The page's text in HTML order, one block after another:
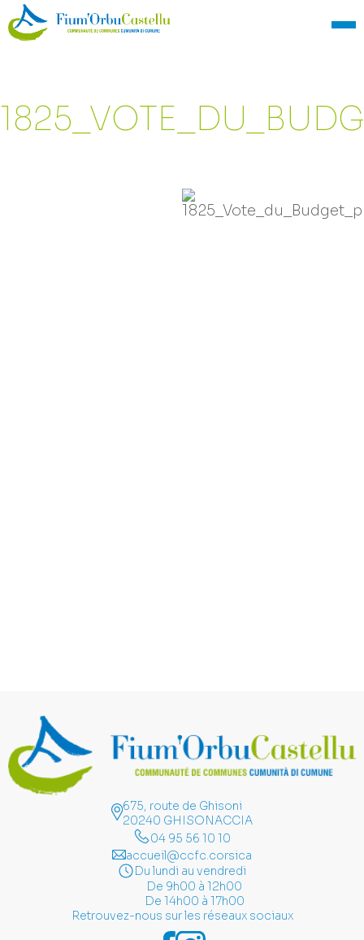
675, route de Ghisoni
20240 GHISONACCIA
04 95 56 10 10
accueil@ccfc.corsica
Du lundi au vendredi
De 9h00 à 12h00
De 14h00 à 17h00
Retrouvez-nous sur les réseaux sociaux